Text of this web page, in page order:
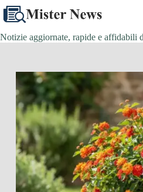
Salta
contenuto
Notizie aggiornate, rapide e affidabili